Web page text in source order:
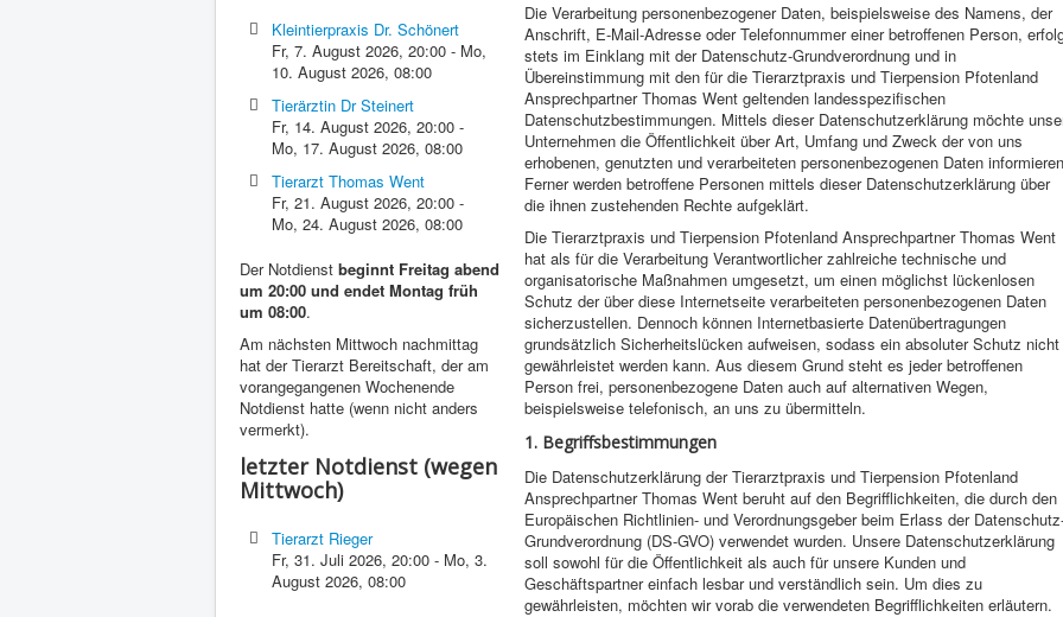
Kleintierpraxis Dr. Schönert
Fr, 7. August 2026,20:00 - Mo,
10. August 2026,08:00
Tierärztin Dr Steinert
Fr, 14. August 2026,20:00 -
Mo, 17. August 2026,08:00
Tierarzt Thomas Went
Fr, 21. August 2026,20:00 -
Mo, 24. August 2026,08:00
Der Notdienst beginnt Freitag abend
um 20:00 und endet Montag früh
um 08:00.
Am nächsten Mittwoch nachmittag
hat der Tierarzt Bereitschaft, der am
vorangegangenen Wochenende
Notdienst hatte (wenn nicht anders
vermerkt).
letzter Notdienst (wegen
Mittwoch)
Tierarzt Rieger
Fr, 31. Juli 2026,20:00 - Mo, 3.
August 2026,08:00
Die Verarbeitung personenbezogener Daten, beispielsweise des Namens, der
Anschrift, E-Mail-Adresse oder Telefonnummer einer betroffenen Person,
stets im Einklang mit der Datenschutz-Grundverordnung und in
Übereinstimmung mit den für die Tierarztpraxis und Tierpension Pfotenland
Ansprechpartner Thomas Went geltenden landesspezifischen
Datenschutzbestimmungen. Mittels dieser Datenschutzerklärung möchte
Unternehmen die Öffentlichkeit über Art, Umfang und Zweck der von uns
erhobenen, genutzten und verarbeiteten personenbezogenen Daten
Ferner werden betroffene Personen mittels dieser Datenschutzerklärung über
die ihnen zustehenden Rechte aufgeklärt.
Die Tierarztpraxis und Tierpension Pfotenland Ansprechpartner Thomas Went
hat als für die Verarbeitung Verantwortlicher zahlreiche technische und
organisatorische Maßnahmen umgesetzt, um einen möglichst lückenlosen
Schutz der über diese Internetseite verarbeiteten personenbezogenen Daten
sicherzustellen. Dennoch können Internetbasierte Datenübertragungen
grundsätzlich Sicherheitslücken aufweisen, sodass ein absoluter Schutz nicht
gewährleistet werden kann. Aus diesem Grund steht es jeder betroffenen
Person frei, personenbezogene Daten auch auf alternativen Wegen,
beispielsweise telefonisch, an uns zu übermitteln.
1. Begriffsbestimmungen
Die Datenschutzerklärung der Tierarztpraxis und Tierpension Pfotenland
Ansprechpartner Thomas Went beruht auf den Begrifflichkeiten, die durch den
Europäischen Richtlinien- und Verordnungsgeber beim Erlass der
Grundverordnung (DS-GVO) verwendet wurden. Unsere Datenschutzerklärung
soll sowohl für die Öffentlichkeit als auch für unsere Kunden und
Geschäftspartner einfach lesbar und verständlich sein. Um dies zu
gewährleisten, möchten wir vorab die verwendeten Begrifflichkeiten erläutern.